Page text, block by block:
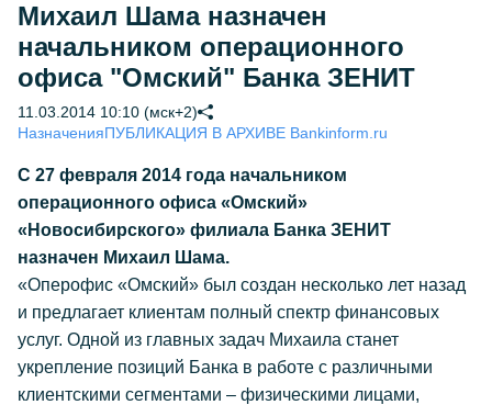
Михаил Шама назначен
начальником операционного
офиса "Омский" Банка ЗЕНИТ
11.03.2014 10:10 (мск+2)
НазначенияПУБЛИКАЦИЯ В АРХИВЕ Bankinform.ru
С 27 февраля 2014 года начальником
операционного офиса «Омский»
«Новосибирского» филиала Банка ЗЕНИТ
назначен Михаил Шама.
«Оперофис «Омский» был создан несколько лет назад
и предлагает клиентам полный спектр финансовых
услуг. Одной из главных задач Михаила станет
укрепление позиций Банка в работе с различными
клиентскими сегментами – физическими лицами,